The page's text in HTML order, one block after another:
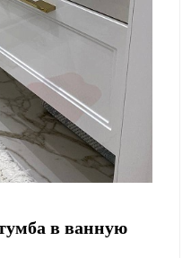
в ванную